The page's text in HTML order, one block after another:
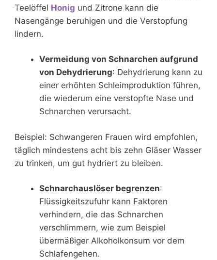
Teelöffel Honig und Zitrone kann die
Nasengänge beruhigen und die Verstopfung
lindern.
Vermeidung von Schnarchen aufgrund
von Dehydrierung: Dehydrierung kann zu
einer erhöhten Schleimproduktion führen,
die wiederum eine verstopfte Nase und
Schnarchen verursacht.
Beispiel: Schwangeren Frauen wird empfohlen,
täglich mindestens acht bis zehn Gläser Wasser
zu trinken, um gut hydriert zu bleiben.
Schnarchauslöser begrenzen:
Flüssigkeitszufuhr kann Faktoren
verhindern, die das Schnarchen
verschlimmern, wie zum Beispiel
übermäßiger Alkoholkonsum vor dem
Schlafengehen.